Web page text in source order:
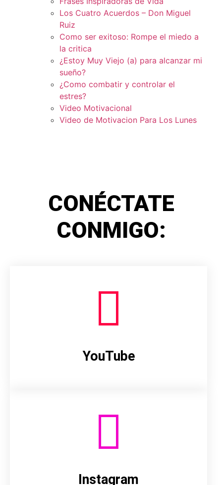
Los Cuatro Acuerdos – Don Miguel
Ruiz
Como ser exitoso: Rompe el miedo a
la critica
¿Estoy Muy Viejo (a) para alcanzar mi
sueño?
¿Como combatir y controlar el
estres?
Video Motivacional
Video de Motivacion Para Los Lunes
CONÉCTATE
CONMIGO:
YouTube
Instagram